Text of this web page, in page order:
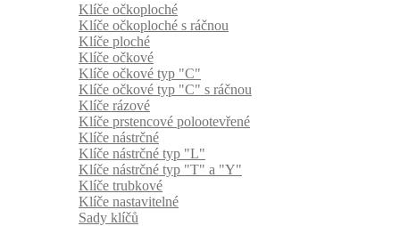
Klíče očkoploché
Klíče očkoploché s ráčnou
Klíče ploché
Klíče očkové
Klíče očkové typ "C"
Klíče očkové typ "C" s ráčnou
Klíče rázové
Klíče prstencové polootevřené
Klíče nástrčné
Klíče nástrčné typ "L"
Klíče nástrčné typ "T" a "Y"
Klíče trubkové
Klíče nastavitelné
Sady klíčů